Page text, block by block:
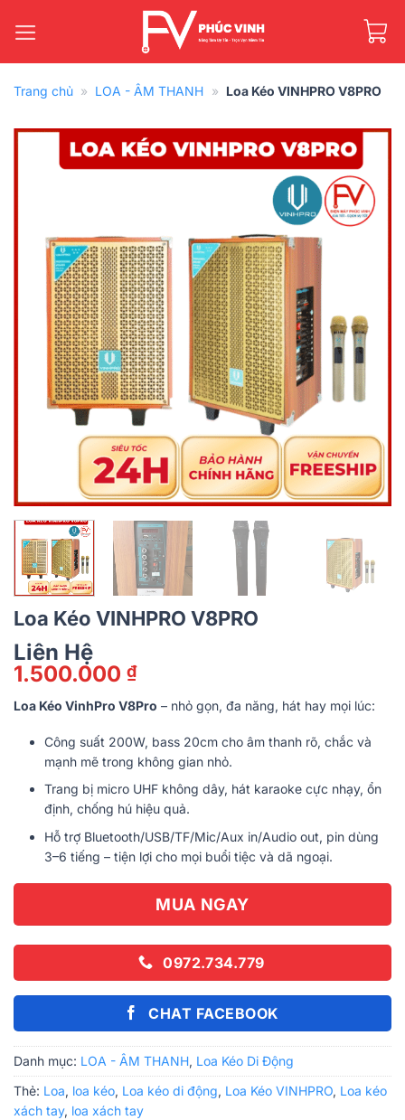
qua
Trang chủ » LOA - ÂM THANH » Loa Kéo VINHPRO V8PRO
Loa Kéo VINHPRO V8PRO
1.500.000 ₫
Liên Hệ
Loa Kéo VinhPro V8Pro – nhỏ gọn, đa năng, hát hay mọi lúc:
Công suất 200W, bass 20cm cho âm thanh rõ, chắc và
mạnh mẽ trong không gian nhỏ.
Trang bị micro UHF không dây, hát karaoke cực nhạy, ổn
định, chống hú hiệu quả.
Hỗ trợ Bluetooth/USB/TF/Mic/Aux in/Audio out, pin dùng
3–6 tiếng – tiện lợi cho mọi buổi tiệc và dã ngoại.
MUA NGAY
0972.734.779
CHAT FACEBOOK
Danh mục: LOA - ÂM THANH, Loa Kéo Di Động
Thẻ: Loa, loa kéo, Loa kéo di động, Loa Kéo VINHPRO, Loa kéo
xách tay, loa xách tay